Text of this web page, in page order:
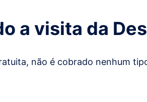
a visita da
não é cobrado nenhum